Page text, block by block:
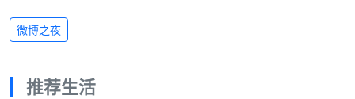
微博之夜
推荐生活